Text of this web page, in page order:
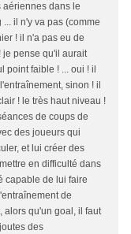
aériennes dans le
il n'y va pas (comme
! il n'a pas eu de
je pense qu'il aurait
point faible ! ... oui ! il
sinon ! il
! le très haut niveau !
de coups de
des joueurs qui
et lui créer des
en difficulté dans
capable de lui faire
de
alors qu'un goal, il faut
des